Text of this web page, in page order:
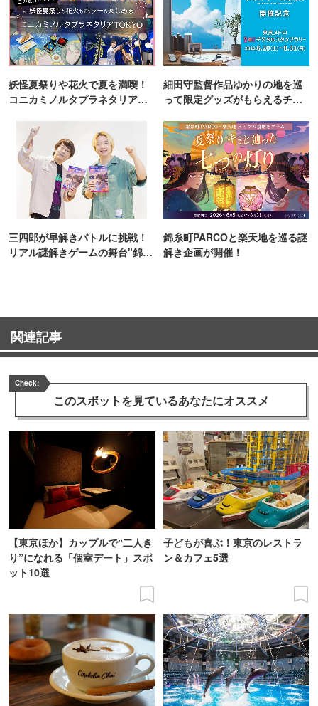
妖怪夏祭りや花火で夏を満喫！
コニカミノルタプラネタリア
細田守監督作品ゆかりの地を巡
って限定グッズがもらえるチャ
三四郎が早解きバトルに挑戦！
リアル謎解きゲームの舞台"錦糸
錦糸町PARCOと楽天地を巡る謎
解き企画が開催！
関連記事
Check!
このスポットを見ているあなたにオススメ
【東京ほか】カップルで“二人き
り”になれる「個室デート」スポ
ット10選
子どもが喜ぶ！東京のレストラ
ン＆カフェ5選